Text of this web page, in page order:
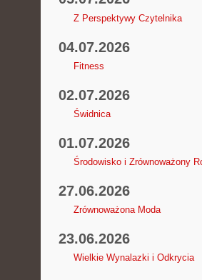
Z Perspektywy Czytelnika
04.07.2026
Fitness
02.07.2026
Świdnica
01.07.2026
Środowisko i Zrównoważony
27.06.2026
Zrównoważona Moda
23.06.2026
Wielkie Wynalazki i Odkrycia